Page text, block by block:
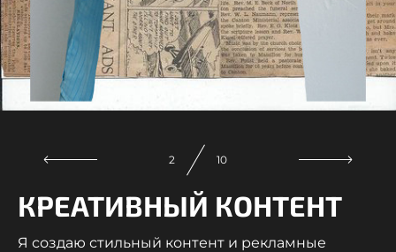
3 10
КРЕАТИВНЫЙ КОНТЕНТ
Я создаю стильный контент и рекламные